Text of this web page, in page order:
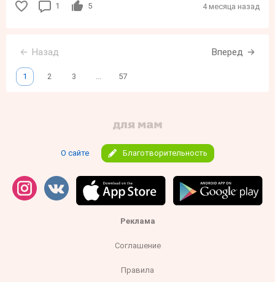
1 5 4 месяца назад
Назад Вперед
1 2 3 57
О сайте Благотворительность
Реклама
Соглашение
Правила